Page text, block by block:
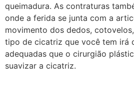
queimadura. As contraturas
onde a ferida se junta com a
movimento dos dedos,
tipo de cicatriz que você tem irá
adequadas que o cirurgião
suavizar a cicatriz.